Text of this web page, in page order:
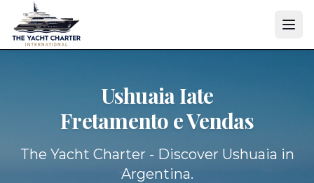
Ushuaia Iate
Fretamento e Vendas
The Yacht Charter - Discover Ushuaia in
Argentina.